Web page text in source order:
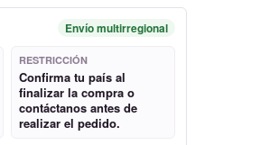
Envío multirregional
RESTRICCIÓN
Confirma tu país al
finalizar la compra o
contáctanos antes de
realizar el pedido.